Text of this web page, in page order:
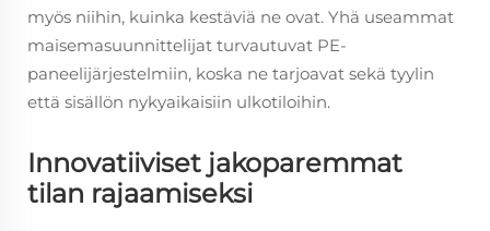
myös niihin, kuinka kestäviä ne ovat. Yhä useammat
maisemasuunnittelijat turvautuvat PE-
paneelijärjestelmiin, koska ne tarjoavat sekä tyylin
että sisällön nykyaikaisiin ulkotiloihin.
Innovatiiviset jakoparemmat
tilan rajaamiseksi